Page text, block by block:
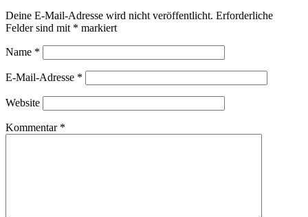
Deine E-Mail-Adresse wird nicht veröffentlicht. Erforderliche
Felder sind mit * markiert
Name *
E-Mail-Adresse *
Website
Kommentar *